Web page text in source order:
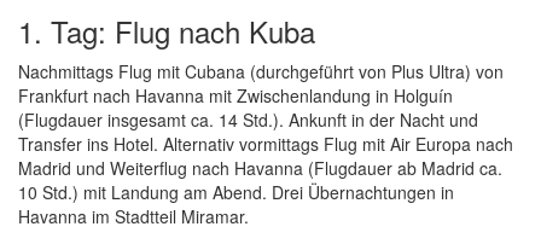
1. Tag: Flug nach Kuba
Nachmittags Flug mit Cubana (durchgeführt von Plus Ultra) von
Frankfurt nach Havanna mit Zwischenlandung in Holguín
(Flugdauer insgesamt ca. 14 Std.). Ankunft in der Nacht und
Transfer ins Hotel. Alternativ vormittags Flug mit Air Europa nach
Madrid und Weiterflug nach Havanna (Flugdauer ab Madrid ca.
10 Std.) mit Landung am Abend. Drei Übernachtungen in
Havanna im Stadtteil Miramar.